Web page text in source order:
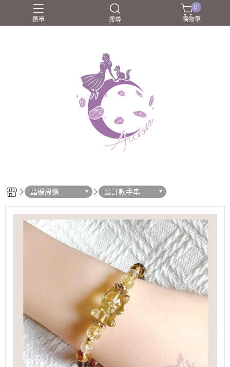
選單 搜尋
團購商品 所長嚴選好物
0
購物車
晶礦周邊 設計款手串